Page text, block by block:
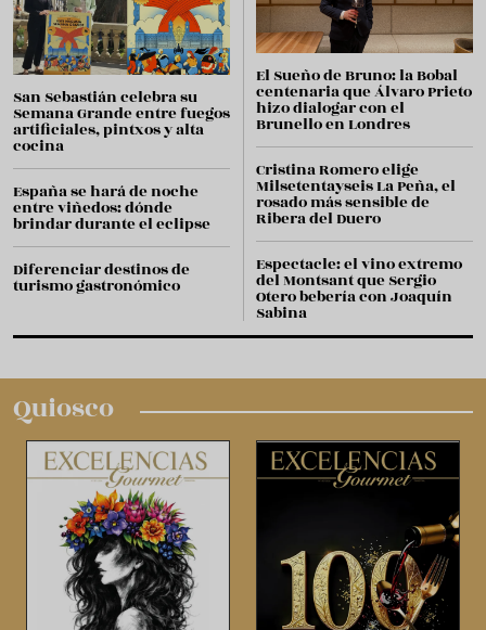
San Sebastián celebra su
Semana Grande entre fuegos
artificiales, pintxos y alta
cocina
España se hará de noche
entre viñedos: dónde
brindar durante el eclipse
Diferenciar destinos de
turismo gastronómico
El Sueño de Bruno: la Bobal
centenaria que Álvaro Prieto
hizo dialogar con el
Brunello en Londres
Cristina Romero elige
Milsetentayseis La Peña, el
rosado más sensible de
Ribera del Duero
Espectacle: el vino extremo
del Montsant que Sergio
Otero bebería con Joaquín
Sabina
Quiosco